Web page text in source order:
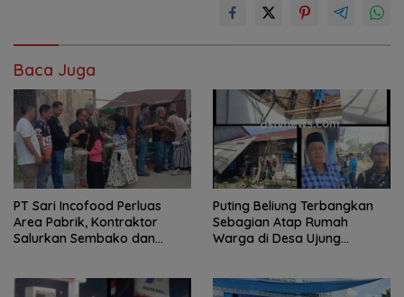
Baca Juga
PT Sari Incofood Perluas
Area Pabrik, Kontraktor
Salurkan Sembako dan
Puting Beliung Terbangkan
Sebagian Atap Rumah
Warga di Desa Ujung
Bantuan